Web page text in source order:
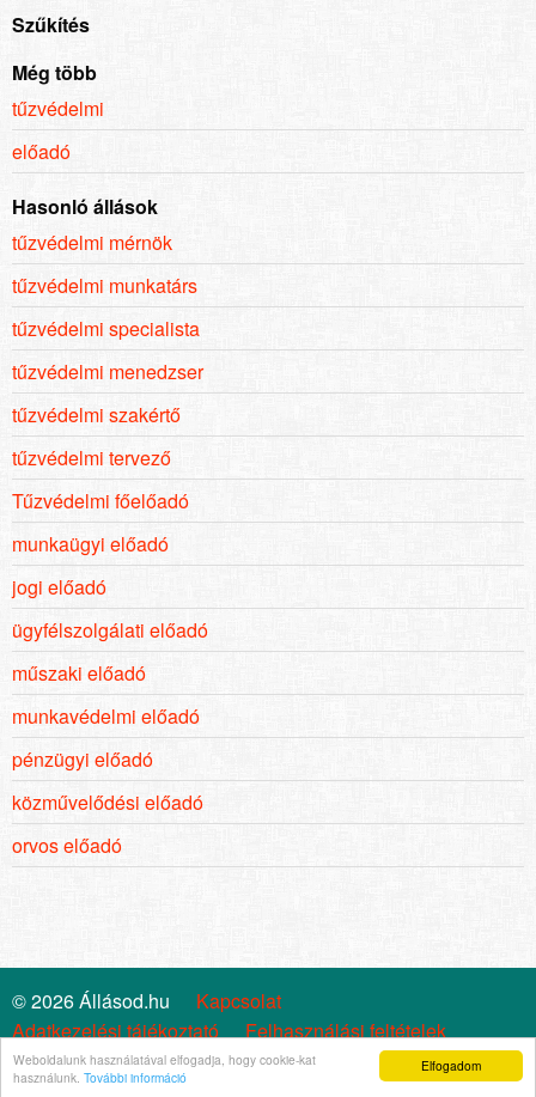
Elfogadom
Weboldalunk használatával elfogadja, hogy cookie-kat
használunk. További információ
Szűkítés
Még több
tűzvédelmi
előadó
Hasonló állások
tűzvédelmi mérnök
tűzvédelmi munkatárs
tűzvédelmi specialista
tűzvédelmi menedzser
tűzvédelmi szakértő
tűzvédelmi tervező
Tűzvédelmi főelőadó
munkaügyi előadó
jogi előadó
ügyfélszolgálati előadó
műszaki előadó
munkavédelmi előadó
pénzügyi előadó
közművelődési előadó
orvos előadó
© 2026 Állásod.hu
Kapcsolat
Adatkezelési tájékoztató
Felhasználási feltételek
Cookie szabályzat
Impresszum Állástrend